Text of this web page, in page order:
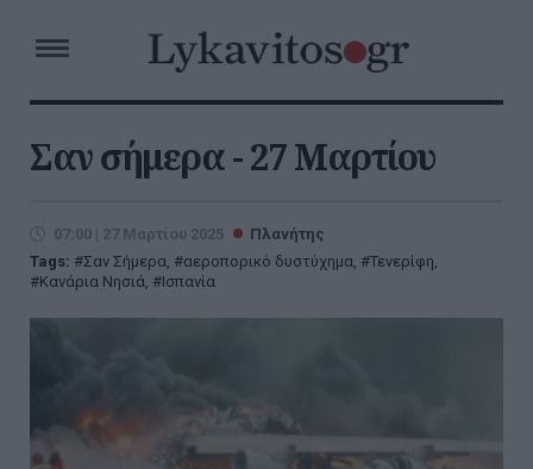
Σαν σήμερα - 27 Μαρτίου
07:00 | 27 Μαρτίου 2025
Πλανήτης
Tags:
Σαν Σήμερα, αεροπορικό δυστύχημα, Τενερίφη,
Κανάρια Νησιά, Ισπανία